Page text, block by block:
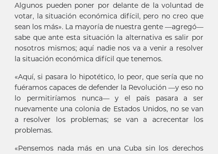
Algunos pueden poner por delante de la voluntad de
votar, la situación económica difícil, pero no creo que
sean los más». La mayoría de nuestra gente —agregó—
sabe que ante esta situación la alternativa es salir por
nosotros mismos; aquí nadie nos va a venir a resolver
la situación económica difícil que tenemos.
«Aquí, si pasara lo hipotético, lo peor, que sería que no
fuéramos capaces de defender la Revolución —y eso no
lo permitiríamos nunca— y el país pasara a ser
nuevamente una colonia de Estados Unidos, no se van
a resolver los problemas; se van a acrecentar los
problemas.
«Pensemos nada más en una Cuba sin los derechos